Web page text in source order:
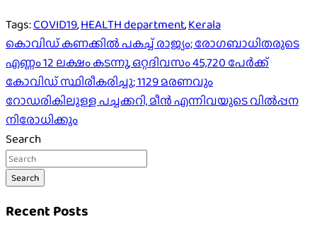
Tags:COVID19,HEALTH department,Kerala
Post
navigation
കൊവിഡ് കണക്കില്‍ പകച്ച്‌ രാജ്യം; രോഗബാധിതരുടെ
എണ്ണം 12 ലക്ഷം കടന്നു, ഒറ്റദിവസം 45,720 പേര്‍ക്ക്
കോവിഡ് സ്ഥിരീകരിച്ചു; 1129 മരണവും
റോഡരികിലുള്ള പച്ചക്കറി, മീൻ എന്നിവയുടെ വിൽപ്പന
നിരോധിക്കും
Search
Search
Recent Posts